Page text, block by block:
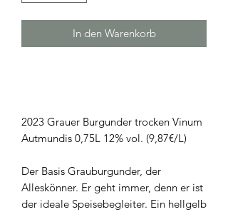
In den Warenkorb
2023 Grauer Burgunder trocken Vinum
Autmundis 0,75L 12% vol. (9,87€/L)
Der Basis Grauburgunder, der
Alleskönner. Er geht immer, denn er ist
der ideale Speisebegleiter. Ein hellgelb